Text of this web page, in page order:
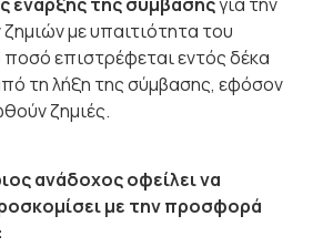
με υπαιτιότητα του
επιστρέφεται εντός δέκα
τη λήξη της σύμβασης, εφόσον
ζημιές.
ανάδοχος οφείλει να
με την προσφορά